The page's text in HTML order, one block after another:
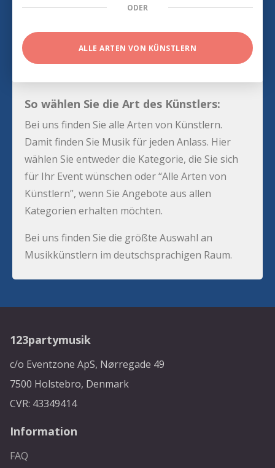
ODER
ALLE ARTEN VON KÜNSTLERN
So wählen Sie die Art des Künstlers:
Bei uns finden Sie alle Arten von Künstlern.
Damit finden Sie Musik für jeden Anlass. Hier
wählen Sie entweder die Kategorie, die Sie sich
für Ihr Event wünschen oder “Alle Arten von
Künstlern”, wenn Sie Angebote aus allen
Kategorien erhalten möchten.
Bei uns finden Sie die größte Auswahl an
Musikkünstlern im deutschsprachigen Raum.
123partymusik
c/o Eventzone ApS, Nørregade 49
7500 Holstebro, Denmark
CVR: 43349414
Information
FAQ